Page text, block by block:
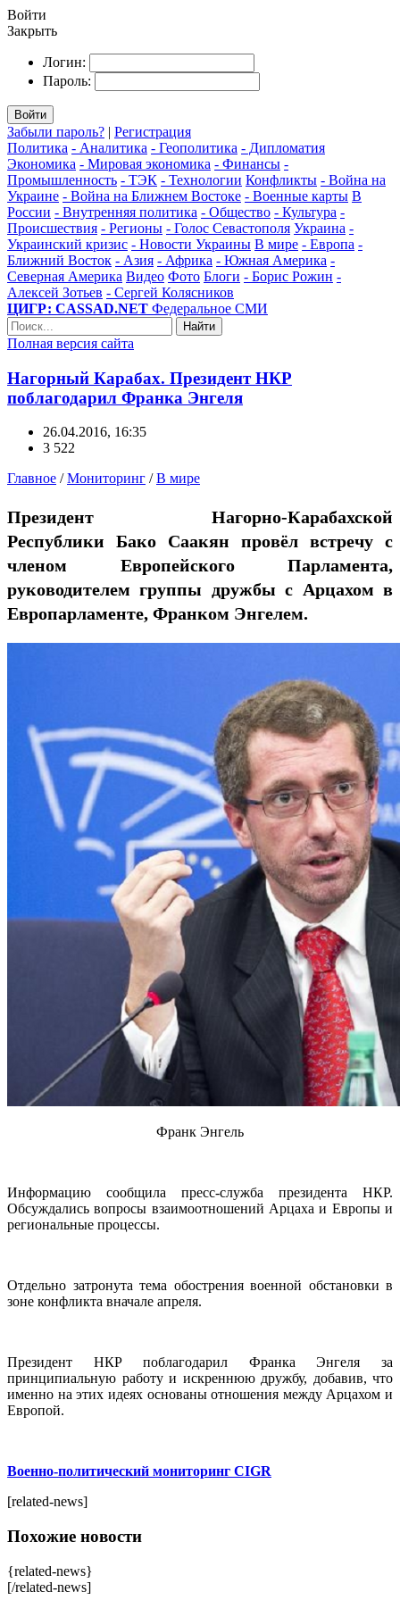
Войти
Закрыть
Логин:
Пароль:
Войти
Забыли пароль? | Регистрация
Политика - Аналитика - Геополитика - Дипломатия
Экономика - Мировая экономика - Финансы -
Промышленность - ТЭК - Технологии Конфликты - Война на
Украине - Война на Ближнем Востоке - Военные карты В
России - Внутренняя политика - Общество - Культура -
Происшествия - Регионы - Голос Севастополя Украина -
Украинский кризис - Новости Украины В мире - Европа -
Ближний Восток - Азия - Африка - Южная Америка -
Северная Америка Видео Фото Блоги - Борис Рожин -
Алексей Зотьев - Сергей Колясников
ЦИГР: CASSAD.NET Федеральное СМИ
Найти
Полная версия сайта
Нагорный Карабах. Президент НКР
поблагодарил Франка Энгеля
26.04.2016, 16:35
3 522
Главное /Мониторинг /В мире
Президент Нагорно-Карабахской
Республики Бако Саакян провёл встречу с
членом Европейского Парламента,
руководителем группы дружбы с Арцахом в
Европарламенте, Франком Энгелем.
Франк Энгель
Информацию сообщила пресс-служба президента НКР.
Обсуждались вопросы взаимоотношений Арцаха и Европы и
региональные процессы.
Отдельно затронута тема обострения военной обстановки в
зоне конфликта вначале апреля.
Президент НКР поблагодарил Франка Энгеля за
принципиальную работу и искреннюю дружбу, добавив, что
именно на этих идеях основаны отношения между Арцахом и
Европой.
Военно-политический мониторинг CIGR
[related-news]
Похожие новости
{related-news}
[/related-news]